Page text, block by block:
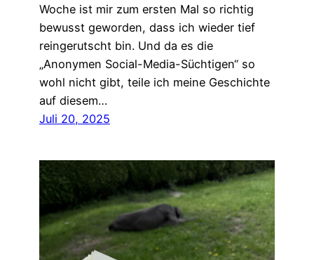
Woche ist mir zum ersten Mal so richtig
bewusst geworden, dass ich wieder tief
reingerutscht bin. Und da es die
„Anonymen Social-Media-Süchtigen“ so
wohl nicht gibt, teile ich meine Geschichte
auf diesem…
Juli 20, 2025